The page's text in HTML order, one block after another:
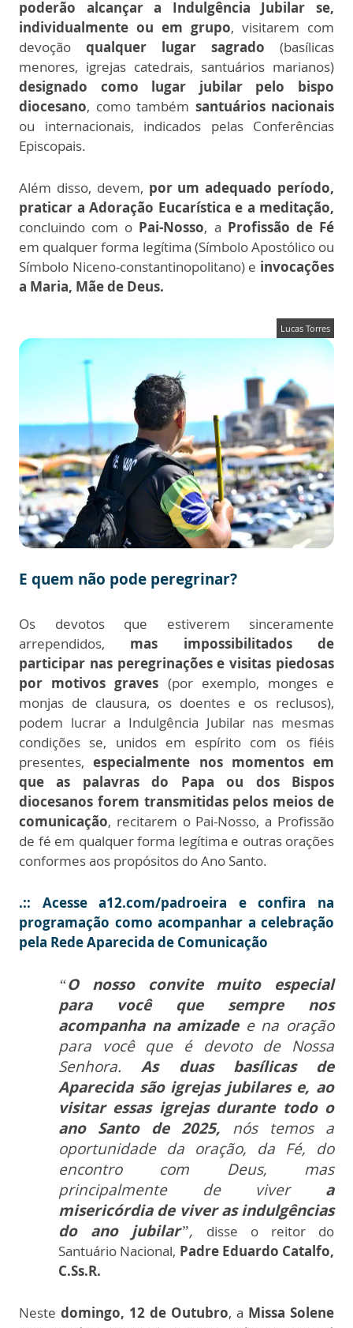
poderão alcançar a Indulgência Jubilar se,
individualmente ou em grupo, visitarem com
devoção qualquer lugar sagrado (basílicas
menores, igrejas catedrais, santuários marianos)
designado como lugar jubilar pelo bispo
diocesano, como também santuários nacionais
ou internacionais, indicados pelas Conferências
Episcopais.
Além disso, devem, por um adequado período,
praticar a Adoração Eucarística e a meditação,
concluindo com o Pai-Nosso, a Profissão de Fé
em qualquer forma legítima (Símbolo Apostólico ou
Símbolo Niceno-constantinopolitano) e invocações
a Maria, Mãe de Deus.
Lucas Torres
E quem não pode peregrinar?
Os devotos que estiverem sinceramente
arrependidos, mas impossibilitados de
participar nas peregrinações e visitas piedosas
por motivos graves (por exemplo, monges e
monjas de clausura, os doentes e os reclusos),
podem lucrar a Indulgência Jubilar nas mesmas
condições se, unidos em espírito com os fiéis
presentes,especialmente nos momentos em
que as palavras do Papa ou dos Bispos
diocesanos forem transmitidas pelos meios de
comunicação, recitarem o Pai-Nosso, a Profissão
de fé em qualquer forma legítima e outras orações
conformes aos propósitos do Ano Santo.
.:: Acesse a12.com/padroeira e confira na
programação como acompanhar a celebração
pela Rede Aparecida de Comunicação
“O nosso convite muito especial
para você que sempre nos
acompanha na amizade e na oração
para você que é devoto de Nossa
Senhora.As duas basílicas de
Aparecida são igrejas jubilares e, ao
visitar essas igrejas durante todo o
ano Santo de 2025, nós temos a
oportunidade da oração, da Fé, do
encontro com Deus, mas
principalmente de viver a
misericórdia de viver as indulgências
do ano jubilar”,
disse o reitor do
Santuário Nacional, Padre Eduardo Catalfo,
C.Ss.R.
Neste domingo, 12 de Outubro, a Missa Solene